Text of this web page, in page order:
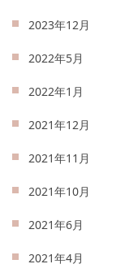
2023年12月
2022年5月
2022年1月
2021年12月
2021年11月
2021年10月
2021年6月
2021年4月